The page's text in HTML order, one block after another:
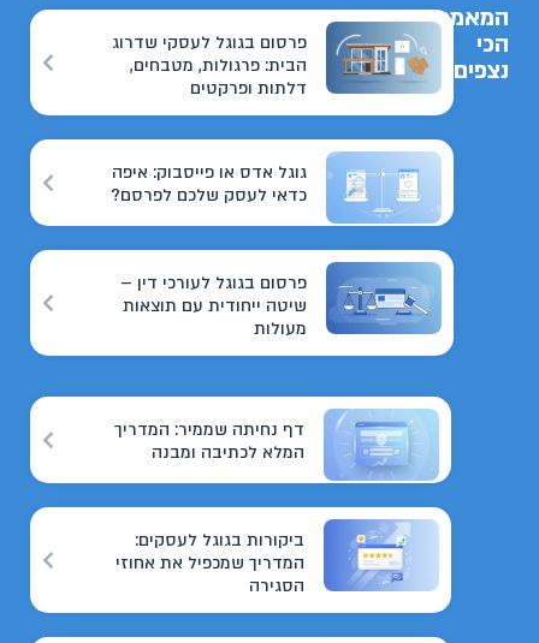
המאמרים
הכי
נצפים
פרסום בגוגל לעסקי שדרוג
הבית: פרגולות, מטבחים,
דלתות ופרקטים
גוגל אדס או פייסבוק: איפה
כדאי לעסק שלכם לפרסם?
פרסום בגוגל לעורכי דין –
שיטה ייחודית עם תוצאות
מעולות
דף נחיתה שממיר: המדריך
המלא לכתיבה ומבנה
ביקורות בגוגל לעסקים:
המדריך שמכפיל את אחוזי
הסגירה